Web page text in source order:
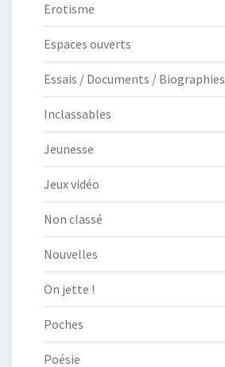
Erotisme
Espaces ouverts
Essais / Documents / Biographies
Inclassables
Jeunesse
Jeux vidéo
Non classé
Nouvelles
On jette !
Poches
Poésie